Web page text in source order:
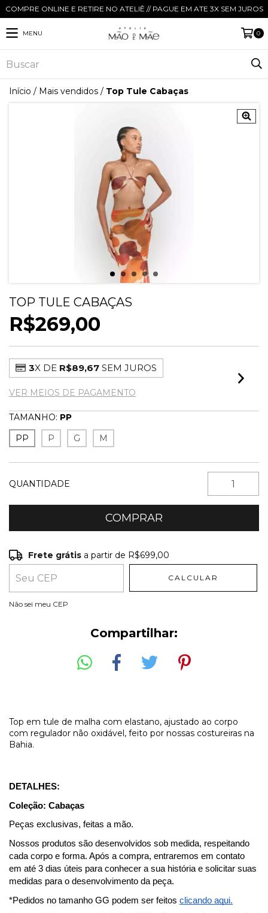
COMPRE ONLINE E RETIRE NO ATELIÊ // PAGUE EM ATE 3X SEM JUROS
MENU 0
Início / Mais vendidos / Top Tule Cabaças
TOP TULE CABAÇAS
R$269,00
3X DE R$89,67SEM JUROS
VER MEIOS DE PAGAMENTO
TAMANHO: PP
PP
P G M
QUANTIDADE
Frete grátis R$699,00
Entregas para o CEP:
Frete grátis a partir de R$699,00
CALCULAR
Não sei meu CEP
Compartilhar:
Top em tule de malha com elastano, ajustado ao corpo
com regulador não oxidável, feito por nossas costureiras na
Bahia.
DETALHES:
Coleção: Cabaças
Peças exclusivas, feitas a mão.
Nossos produtos são desenvolvidos sob medida, respeitando
cada corpo e forma. Após a compra, entraremos em contato
em até 3 dias úteis para conhecer a sua história e solicitar suas
medidas para o desenvolvimento da peça.
*Pedidos no tamanho GG podem ser feitos clicando aqui.